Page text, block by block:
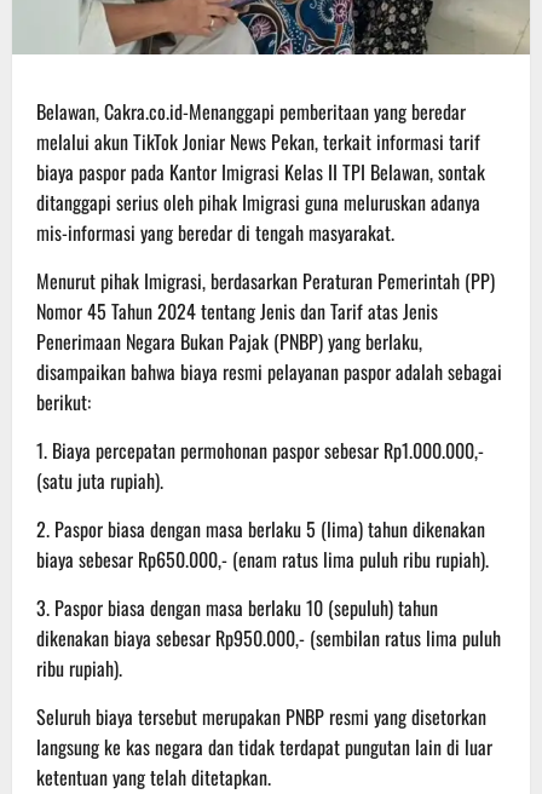
Belawan, Cakra.co.id-Menanggapi pemberitaan yang beredar
melalui akun TikTok Joniar News Pekan, terkait informasi tarif
biaya paspor pada Kantor Imigrasi Kelas II TPI Belawan, sontak
ditanggapi serius oleh pihak Imigrasi guna meluruskan adanya
mis-informasi yang beredar di tengah masyarakat.
Menurut pihak Imigrasi, berdasarkan Peraturan Pemerintah (PP)
Nomor 45 Tahun 2024 tentang Jenis dan Tarif atas Jenis
Penerimaan Negara Bukan Pajak (PNBP) yang berlaku,
disampaikan bahwa biaya resmi pelayanan paspor adalah sebagai
berikut:
1. Biaya percepatan permohonan paspor sebesar Rp1.000.000,-
(satu juta rupiah).
2. Paspor biasa dengan masa berlaku 5 (lima) tahun dikenakan
biaya sebesar Rp650.000,- (enam ratus lima puluh ribu rupiah).
3. Paspor biasa dengan masa berlaku 10 (sepuluh) tahun
dikenakan biaya sebesar Rp950.000,- (sembilan ratus lima puluh
ribu rupiah).
Seluruh biaya tersebut merupakan PNBP resmi yang disetorkan
langsung ke kas negara dan tidak terdapat pungutan lain di luar
ketentuan yang telah ditetapkan.